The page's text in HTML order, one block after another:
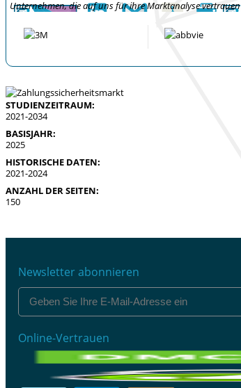
Unternehmen, die auf uns für ihre Marktanalyse vertrauen
STUDIENZEITRAUM:
2021-2034
BASISJAHR:
2025
HISTORISCHE DATEN:
2021-2024
ANZAHL DER SEITEN:
150
Newsletter abonnieren
Online-Vertrauen